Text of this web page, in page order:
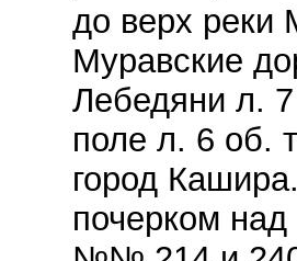
до верх реки
Муравские
Лебедяни л.
поле л. 6 об.
город
почерком